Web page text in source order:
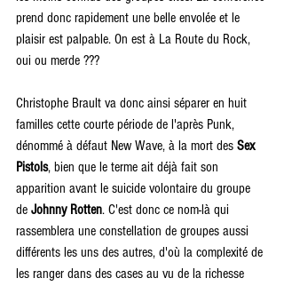
prend donc rapidement une belle envolée et le
plaisir est palpable. On est à La Route du Rock,
oui ou merde ???
Christophe Brault va donc ainsi séparer en huit
familles cette courte période de l'après Punk,
dénommé à défaut New Wave, à la mort des Sex
Pistols, bien que le terme ait déjà fait son
apparition avant le suicide volontaire du groupe
de Johnny Rotten. C'est donc ce nom-là qui
rassemblera une constellation de groupes aussi
différents les uns des autres, d'où la complexité de
les ranger dans des cases au vu de la richesse